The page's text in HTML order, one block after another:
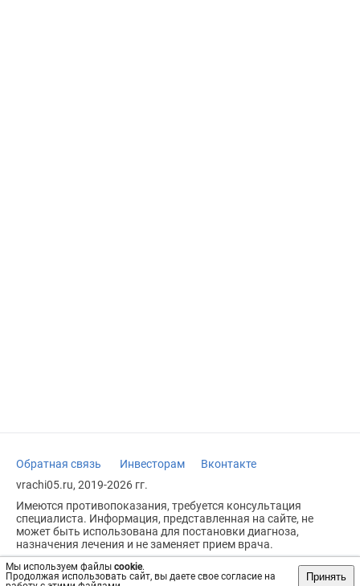
Мы используем файлы cookie.
Продолжая использовать сайт, вы даете свое согласие на
Принять
Обратная связь Инвесторам
Вконтакте
vrachi05.ru, 2019-2026 гг.
Имеются противопоказания, требуется консультация
специалиста. Информация, представленная на сайте, не
может быть использована для постановки диагноза,
назначения лечения и не заменяет прием врача.
Возрастное ограничение: 18+